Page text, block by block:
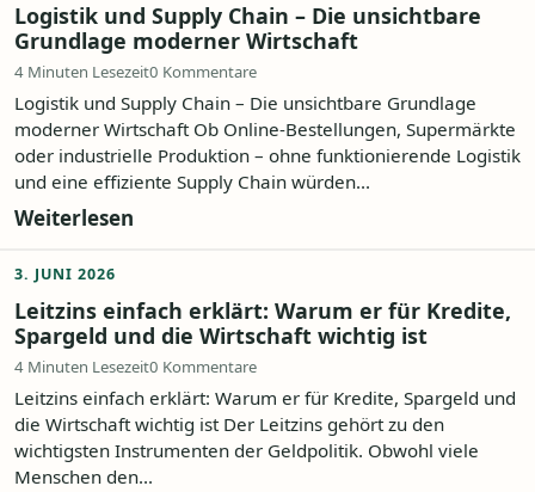
Logistik und Supply Chain – Die unsichtbare
Grundlage moderner Wirtschaft
4 Minuten Lesezeit0 Kommentare
Logistik und Supply Chain – Die unsichtbare Grundlage
moderner Wirtschaft Ob Online-Bestellungen, Supermärkte
oder industrielle Produktion – ohne funktionierende Logistik
und eine effiziente Supply Chain würden...
Weiterlesen
3. JUNI 2026
Leitzins einfach erklärt: Warum er für Kredite,
Spargeld und die Wirtschaft wichtig ist
4 Minuten Lesezeit0 Kommentare
Leitzins einfach erklärt: Warum er für Kredite, Spargeld und
die Wirtschaft wichtig ist Der Leitzins gehört zu den
wichtigsten Instrumenten der Geldpolitik. Obwohl viele
Menschen den...